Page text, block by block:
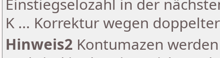
Einstiegselozahl in der
K ... Korrektur wegen
Hinweis2 Kontumazen